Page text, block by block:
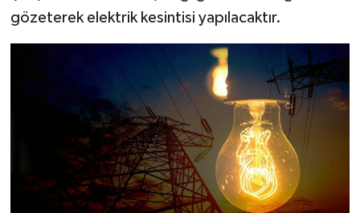
gözeterek elektrik kesintisi yapılacaktır.